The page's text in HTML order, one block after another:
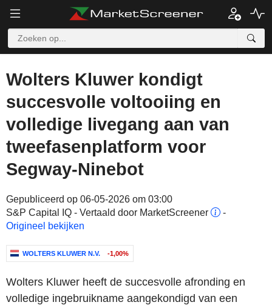
Wolters Kluwer kondigt
succesvolle voltooiing en
volledige livegang aan van
tweefasenplatform voor
Segway-Ninebot
Gepubliceerd op 06-05-2026 om 03:00
S&P Capital IQ - Vertaald door MarketScreener
-
Origineel bekijken
WOLTERS KLUWER N.V. -1,00%
Wolters Kluwer heeft de succesvolle afronding en
volledige ingebruikname aangekondigd van een